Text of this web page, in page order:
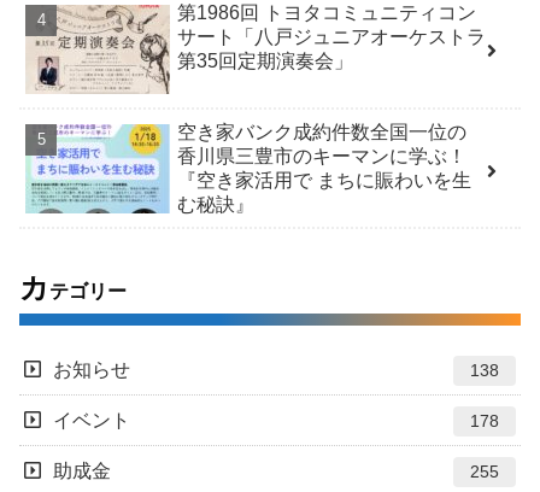
第1986回 トヨタコミュニティコン
サート「八戸ジュニアオーケストラ
第35回定期演奏会」
空き家バンク成約件数全国一位の
香川県三豊市のキーマンに学ぶ！
『空き家活用で まちに賑わいを生
む秘訣』
カ テゴリー
お知らせ 138
イベント 178
助成金 255